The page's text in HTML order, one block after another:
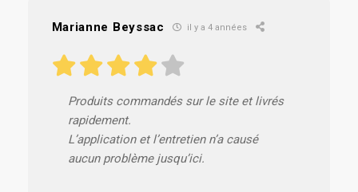
Marianne Beyssac il y a 4 années
Produits commandés sur le site et livrés
rapidement.
L’application et l’entretien n’a causé
aucun problème jusqu’ici.